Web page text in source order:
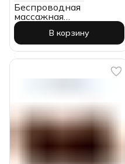
Беспроводная
массажная
интерьерная подушка
"Decora",
акупунктурная, Gess
В корзину